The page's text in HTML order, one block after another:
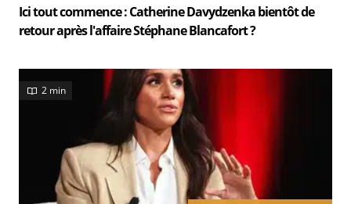
Ici tout commence : Catherine Davydzenka bientôt de
retour après l'affaire Stéphane Blancafort ?
2 min